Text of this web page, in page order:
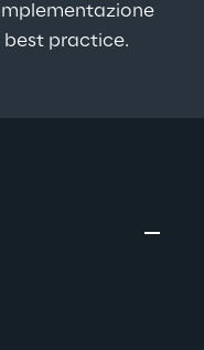
practice.